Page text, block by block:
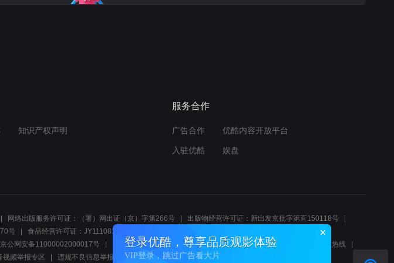
登录优酷，尊享品质观影体验
VIP登录，跳过广告看大片
知识产权声明
服务合作
广告合作 优酷内容开放平台
入驻优酷 娱盘
网络出版服务许可证：（署）网出证（京）字第266号
出版物经营许可证：新出发京批字第直150118号
号 食品经营许可证：JY11108122976214
京公网安备11000002000017号 网络110报警服务 北京互联网举报中心
北京12345文化市场举报热线
视频举报专区 违规不良信息举报:电话4008100580、邮箱youkujubao@service.alibaba.com